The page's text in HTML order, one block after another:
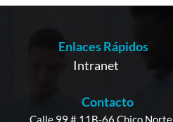
Enlaces Rápidos
Intranet
Contacto
Calle 99 # 11B-66 Chico Norte